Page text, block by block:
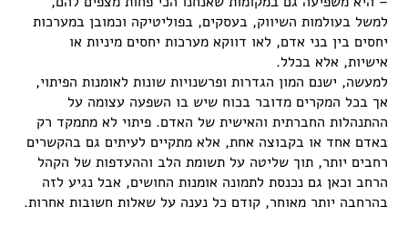
למשל בעולמות השיווק, בעסקים, בפוליטיקה וכמובן במערכות
יחסים בין בני אדם, לאו דווקא מערכות יחסים מיניות או
אישיות, אלא בכלל.
למעשה, ישנם המון הגדרות ופרשנויות שונות לאומנות הפיתוי,
אך בכל המקרים מדובר בכוח שיש בו השפעה עצומה על
ההתנהלות החברתית והאישית של האדם. פיתוי לא מתמקד רק
באדם אחד או בקבוצה אחת, אלא מתקיים לעיתים גם בהקשרים
רחבים יותר, תוך שליטה על תשומת הלב וההעדפות של הקהל
הרחב וכאן גם נכנסת לתמונה אומנות החושים, אבל נגיע לזה
בהרחבה יותר מאוחר, קודם כל נענה על שאלות חשובות אחרות.